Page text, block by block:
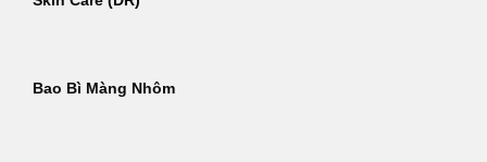
Bao Bì Màng Nhôm